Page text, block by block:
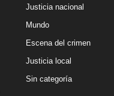
Justicia nacional
Mundo
Escena del crimen
Justicia local
Sin categoría